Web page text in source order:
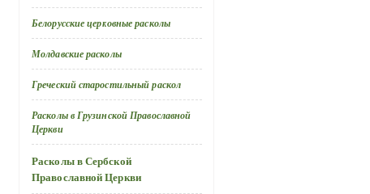
Белорусские церковные расколы
Молдавские расколы
Греческий старостильный раскол
Расколы в Грузинской Православной
Церкви
Расколы в Сербской
Православной Церкви